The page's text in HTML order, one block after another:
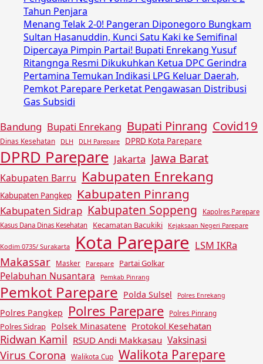
Tahun Penjara
Menang Telak 2-0! Pangeran Diponegoro Bungkam
Sultan Hasanuddin, Kunci Satu Kaki ke Semifinal
Dipercaya Pimpin Partai! Bupati Enrekang Yusuf
Ritangnga Resmi Dikukuhkan Ketua DPC Gerindra
Pertamina Temukan Indikasi LPG Keluar Daerah,
Pemkot Parepare Perketat Pengawasan Distribusi
Gas Subsidi
Bandung Bupati Enrekang Bupati Pinrang Covid19
Dinas Kesehatan DLH DLH Parepare DPRD Kota Parepare
DPRD Parepare Jakarta Jawa Barat
Kabupaten Barru Kabupaten Enrekang
Kabupaten Pangkep Kabupaten Pinrang
Kabupaten Sidrap Kabupaten Soppeng
Kapolres Parepare
Kasus Dana Dinas Kesehatan
Kecamatan Bacukiki Kejaksaan Negeri Parepare
Kodim 0735/ Surakarta Kota Parepare LSM IKRa
Makassar Masker Parepare Partai Golkar
Pelabuhan Nusantara Pemkab Pinrang
Pemkot Parepare Polda Sulsel Polres Enrekang
Polres Pangkep Polres Parepare Polres Pinrang
Polres Sidrap Polsek Minasatene Protokol Kesehatan
Ridwan Kamil RSUD Andi Makkasau Vaksinasi
Virus Corona Walikota Cup Walikota Parepare